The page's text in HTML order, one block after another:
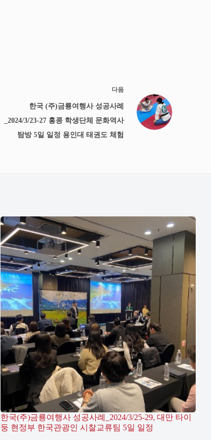
다음
한국 (주)금룡여행사 성공사례
_2024/3/23-27 홍콩 학생단체 문화역사
탐방 5일 일정 용인대 태권도 체험
한국(주)금룡여행사 성공사례_2024/3/25-29, 대만 타이
둥 현정부 한국관광인 시찰교류팀 5일 일정